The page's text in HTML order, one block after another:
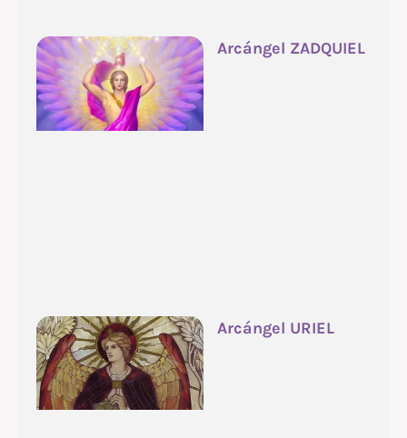
Arcángel ZADQUIEL
Arcángel URIEL